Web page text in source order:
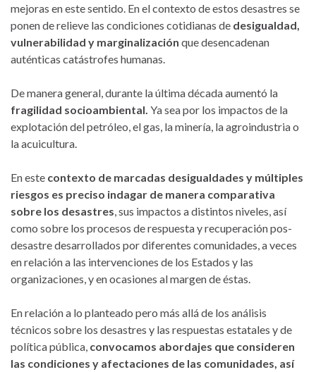
mejoras en este sentido. En el contexto de estos desastres se
ponen de relieve las condiciones cotidianas de desigualdad,
vulnerabilidad y marginalización que desencadenan
auténticas catástrofes humanas.
De manera general, durante la última década aumentó la
fragilidad socioambiental. Ya sea por los impactos de la
explotación del petróleo, el gas, la minería, la agroindustria o
la acuicultura.
En este contexto de marcadas desigualdades y múltiples
riesgos es preciso indagar de manera comparativa
sobre los desastres, sus impactos a distintos niveles, así
como sobre los procesos de respuesta y recuperación pos-
desastre desarrollados por diferentes comunidades, a veces
en relación a las intervenciones de los Estados y las
organizaciones, y en ocasiones al margen de éstas.
En relación a lo planteado pero más allá de los análisis
técnicos sobre los desastres y las respuestas estatales y de
política pública, convocamos abordajes que consideren
las condiciones y afectaciones de las comunidades, así